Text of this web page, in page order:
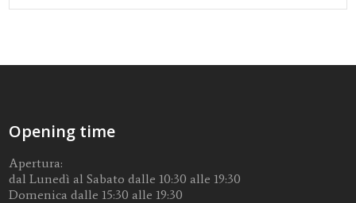
Opening time
Apertura:
dal Lunedì al Sabato dalle 10:30 alle 19:30
Domenica dalle 15:30 alle 19:30